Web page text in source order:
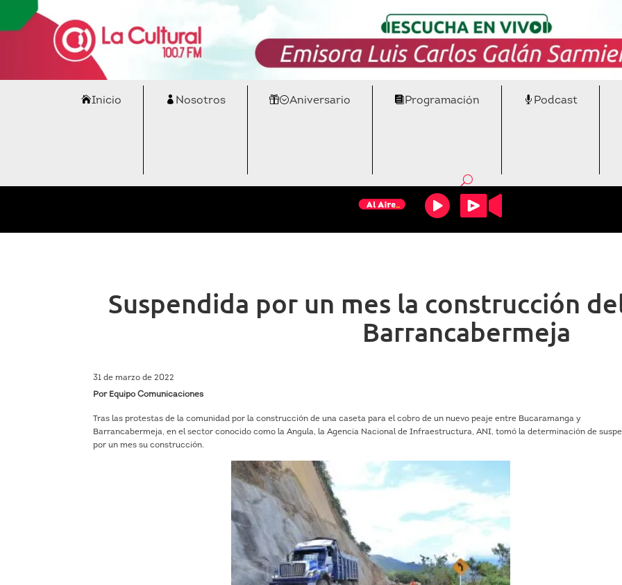
Inicio Nosotros Aniversario Programación Podcast
Suspendida por un mes la construcción
Barrancabermeja
31 de marzo de 2022
Por Equipo Comunicaciones
Tras las protestas de la comunidad por la construcción de una caseta para el cobro de un nuevo peaje entre Bucaramanga y
Barrancabermeja, en el sector conocido como la Angula, la Agencia Nacional de Infraestructura, ANI, tomó la determinación de
por un mes su construcción.